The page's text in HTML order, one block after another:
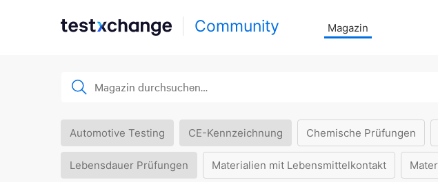
Community Magazin
Automotive Testing CE-Kennzeichnung Chemische Prüfungen
Lebensdauer Prüfungen Materialien mit Lebensmittelkontakt